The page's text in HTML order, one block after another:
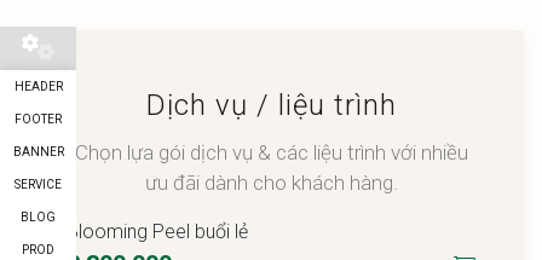
Dịch vụ / liệu trình
Chọn lựa gói dịch vụ & các liệu trình với nhiều
ưu đãi dành cho khách hàng.
Blooming Peel buổi lẻ
HEADER
FOOTER
BANNER
SERVICE
BLOG
PROD